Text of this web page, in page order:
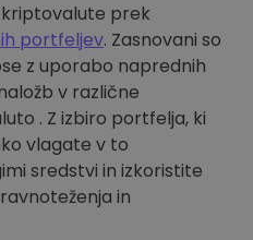
prek
portfeljev. Zasnovani so
z uporabo naprednih
v različne
. Z izbiro portfelja, ki
vlagate v to
sredstvi in izkoristite
in